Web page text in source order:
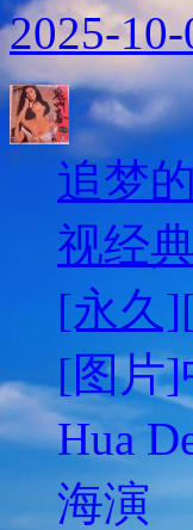
2025-
追梦
视经
[永久
[图片]
Hua
海演